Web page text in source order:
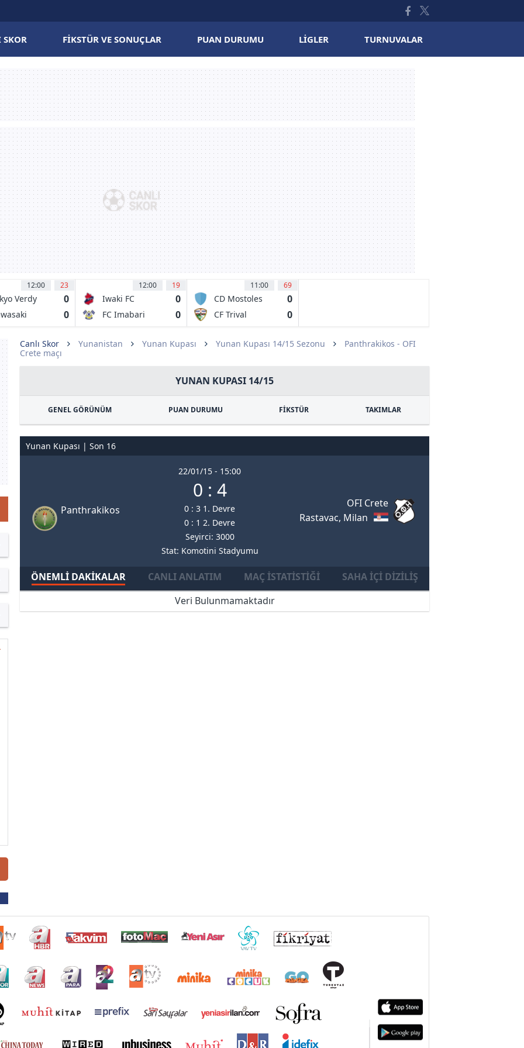
SKOR FIKSTÜR VE SONUÇLAR PUAN DURUMU LIGLER TURNUVALAR
12:00 23
Verdy 0
0
12:00 19
Iwaki FC 0
FC Imabari 0
11:00 69
CD Mostoles
URJC
0
CF Trival
Alcorcon
0
Canlı Skor Yunanistan Yunan Kupası Yunan Kupası 14/15 Sezonu
Panthrakikos - OFI
Crete maçı
YUNAN KUPASI 14/15
GENEL GÖRÜNÜM PUAN DURUMU FİKSTÜR TAKIMLAR
Yunan Kupası | Son 16
Panthrakikos
22/01/15 - 15:00
0 : 4
0 : 3 1. Devre
0 : 1 2. Devre
Seyirci: 3000
Stat: Komotini Stadyumu
OFI Crete
Rastavac, Milan
ÖNEMLI DAKIKALAR CANLI ANLATIM MAÇ İSTATISTIĞI
SAHA İÇI DIZILIŞ
Veri Bulunmamaktadır